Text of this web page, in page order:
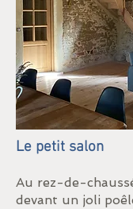
Le petit salon
Au rez-de-
devant un joli